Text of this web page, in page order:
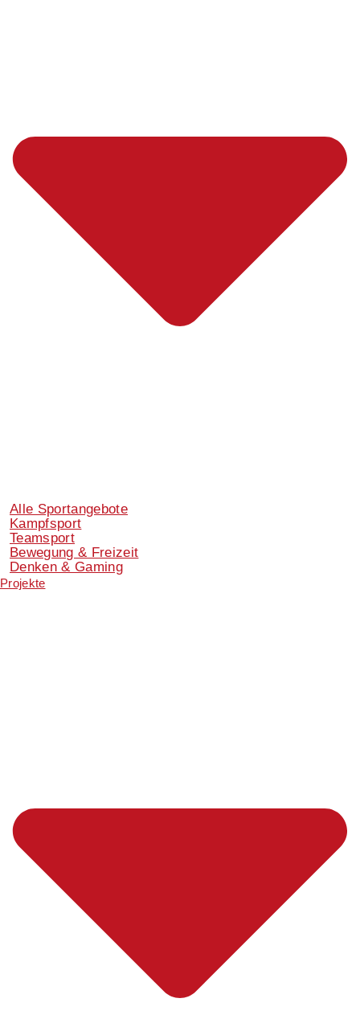
Alle Sportangebote
Kampfsport
Teamsport
Bewegung & Freizeit
Denken & Gaming
Projekte